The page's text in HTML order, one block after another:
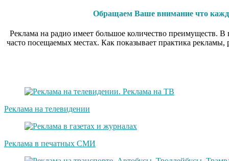
Обращаем Ваше внимание что
Реклама на радио имеет большое количество преимуществ. В
часто посещаемых местах. Как показывает практика
Реклама на телевидении
Реклама в печатных СМИ